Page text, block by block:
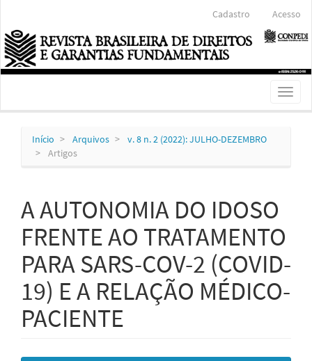
Conteúdo
principal
Barra
Lateral
Cadastro Acesso
Toggle
Início Arquivos
v. 8 n. 2 (2022): JULHO-DEZEMBRO
Artigos
A AUTONOMIA DO IDOSO
FRENTE AO TRATAMENTO
PARA SARS-COV-2 (COVID-
19) E A RELAÇÃO MÉDICO-
PACIENTE